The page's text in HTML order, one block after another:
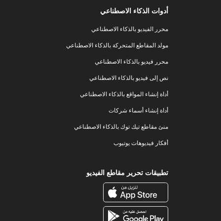
أدوات الذكاء الاصطناعي
محرر الفيديو بالذكاء الاصطناعي
مولد المقاطع المتحركة بالذكاء الاصطناعي
محرر فيديو بالذكاء الاصطناعي
نص إلى فيديو بالذكاء الاصطناعي
أداة إنشاء المواقع بالذكاء الاصطناعي
أداة إنشاء أسماء شركات
منئ مقاطع تيك توك بالذكاء الاصطناعي
أفكار فيديوهات يوتيوب
تطبيقات تحرير مقاطع الفيديو